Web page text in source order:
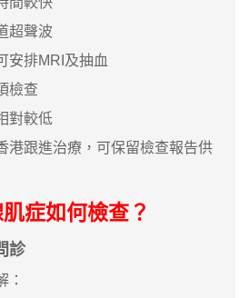
聲波
排MRI及抽血
檢查
較低
跟進治療，可保留檢查報告供
症如何檢查？
診